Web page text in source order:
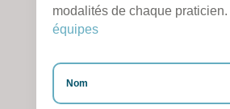
modalités de chaque praticien.
équipes